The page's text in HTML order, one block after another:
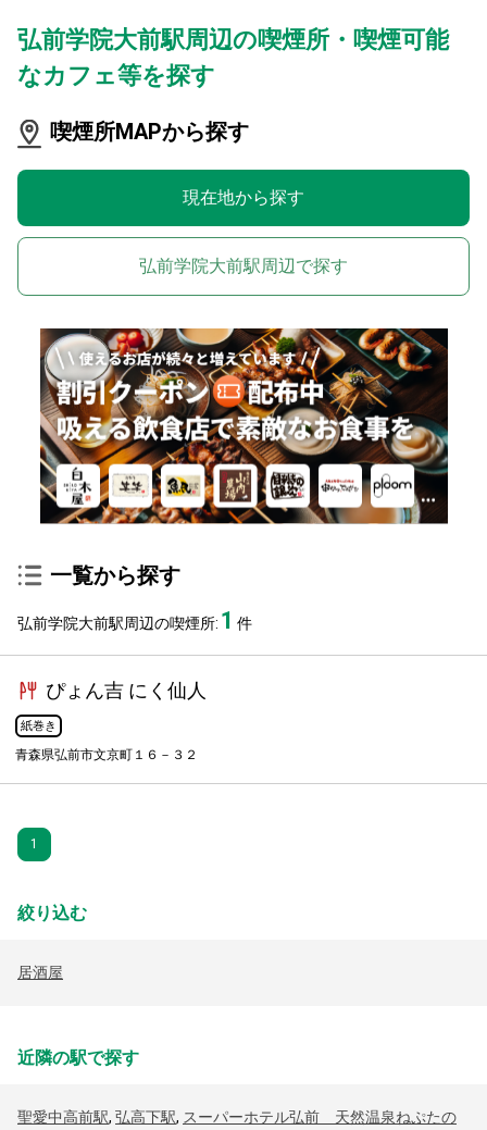
弘前学院大前駅周辺の喫煙所・喫煙可能
なカフェ等を探す
喫煙所MAPから探す
現在地から探す
弘前学院大前駅周辺で探す
一覧から探す
弘前学院大前駅周辺の喫煙所: 1 件
ぴょん吉 にく仙人
紙巻き
青森県弘前市文京町１６－３２
1
絞り込む
居酒屋
近隣の駅で探す
聖愛中高前駅, 弘高下駅, スーパーホテル弘前 天然温泉ねぷたの